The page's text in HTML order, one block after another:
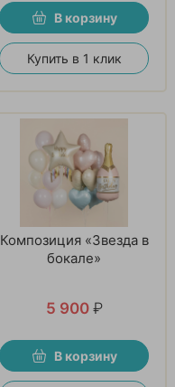
В корзину
Купить в 1 клик
Композиция «Звезда в
бокале»
5 900 ₽
В корзину